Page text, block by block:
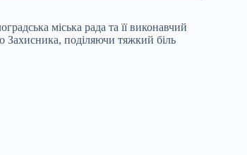
міська рада та її виконавчий
Захисника, поділяючи тяжкий біль